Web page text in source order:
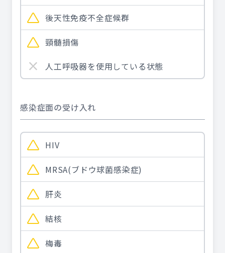
後天性免疫不全症候群
頸髄損傷
人工呼吸器を使用している状態
感染症面の受け入れ
HIV
MRSA(ブドウ球菌感染症)
肝炎
結核
梅毒